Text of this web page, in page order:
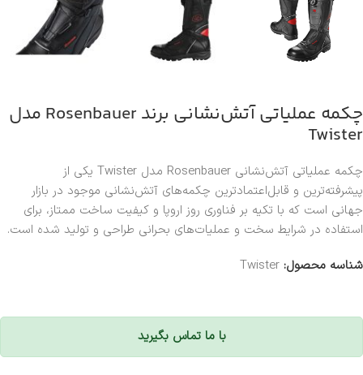
چکمه عملیاتی آتش‌نشانی برند Rosenbauer مدل
Twister
چکمه عملیاتی آتش‌نشانی Rosenbauer
مدل Twister یکی از
پیشرفته‌ترین و قابل‌اعتمادترین چکمه‌های آتش‌نشانی موجود در بازار
جهانی است که با تکیه بر فناوری روز اروپا و کیفیت ساخت ممتاز، برای
استفاده در شرایط سخت و عملیات‌های بحرانی طراحی و تولید شده است.
شناسه محصول: Twister
با ما تماس بگیرید